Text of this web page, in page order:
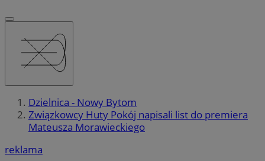
Dzielnica - Nowy Bytom
Związkowcy Huty Pokój napisali list do premiera
Mateusza Morawieckiego
reklama